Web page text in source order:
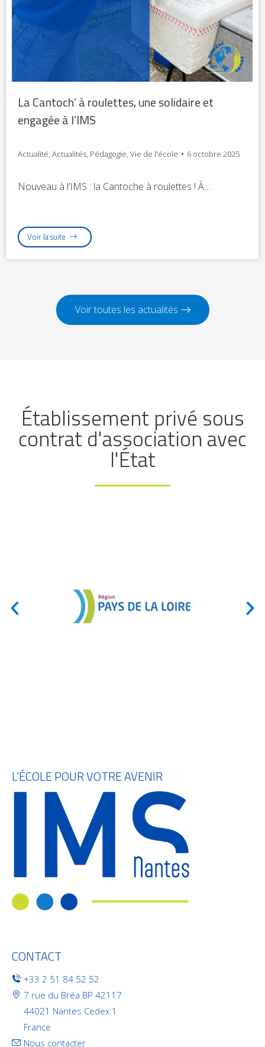
La Cantoch’ à roulettes, une solidaire et
engagée à l’IMS
Actualité, Actualités, Pédagogie, Vie de l'école 6 octobre 2025
Nouveau à l’IMS : la Cantoche à roulettes ! À…
Voir la suite
Voir toutes les actualités
Établissement privé sous
contrat d'association avec
l'État
L’ÉCOLE POUR VOTRE AVENIR
CONTACT
+33 2 51 84 52 52
7 rue du Bréa BP 42117
44021 Nantes Cedex 1
France
Nous contacter